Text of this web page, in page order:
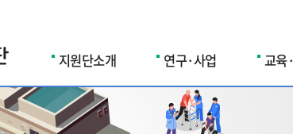
지원단소개 연구·사업 교육